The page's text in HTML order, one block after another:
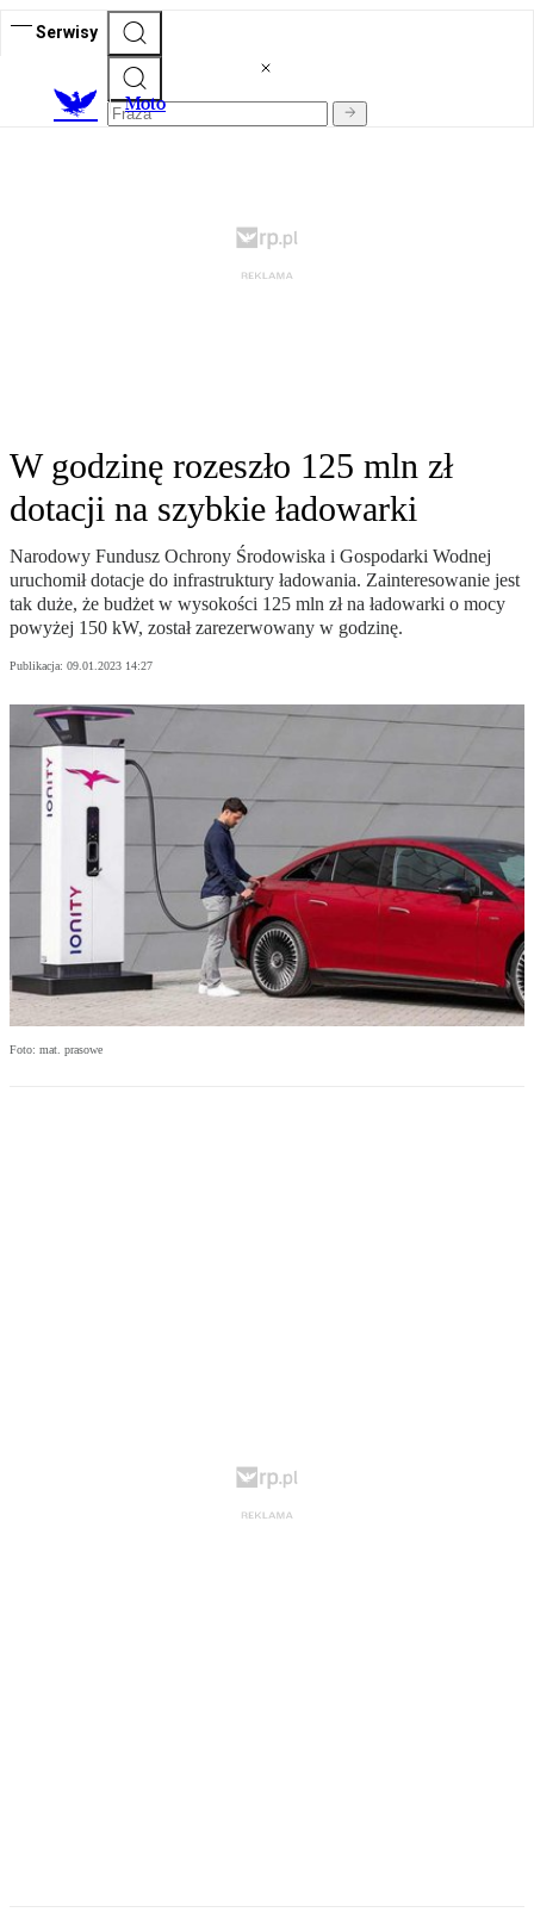
Serwisy
Moto
W godzinę rozeszło 125 mln zł
dotacji na szybkie ładowarki
Narodowy Fundusz Ochrony Środowiska i Gospodarki Wodnej
uruchomił dotacje do infrastruktury ładowania. Zainteresowanie jest
tak duże, że budżet w wysokości 125 mln zł na ładowarki o mocy
powyżej 150 kW, został zarezerwowany w godzinę.
Publikacja: 09.01.2023 14:27
Foto: mat. prasowe